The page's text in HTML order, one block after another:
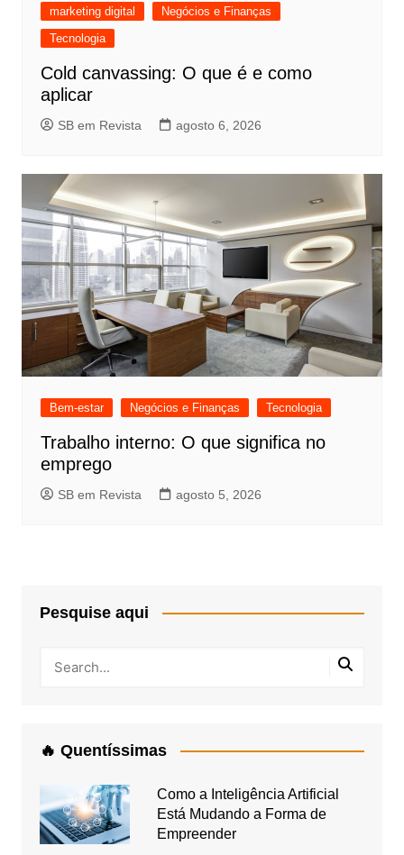
marketing digital
Negócios e Finanças
Tecnologia
Cold canvassing: O que é e como
aplicar
SB em Revista agosto 6, 2026
Bem-estar Negócios e Finanças Tecnologia
Trabalho interno: O que significa no
emprego
SB em Revista agosto 5, 2026
Pesquise aqui
🔥 Quentíssimas
Como a Inteligência Artificial
Está Mudando a Forma de
Empreender